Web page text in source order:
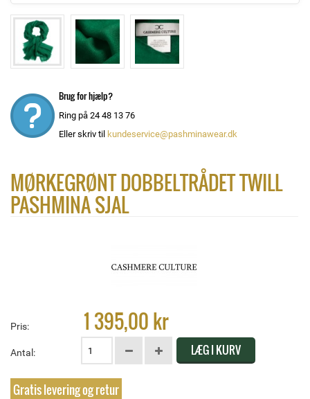
Brug for hjælp?
Ring på 24 48 13 76
Eller skriv til kundeservice@pashminawear.dk
MØRKEGRØNT DOBBELTRÅDET TWILL
PASHMINA SJAL
Pris: 1 395,00 kr
Antal: LÆG I KURV
Gratis levering og retur